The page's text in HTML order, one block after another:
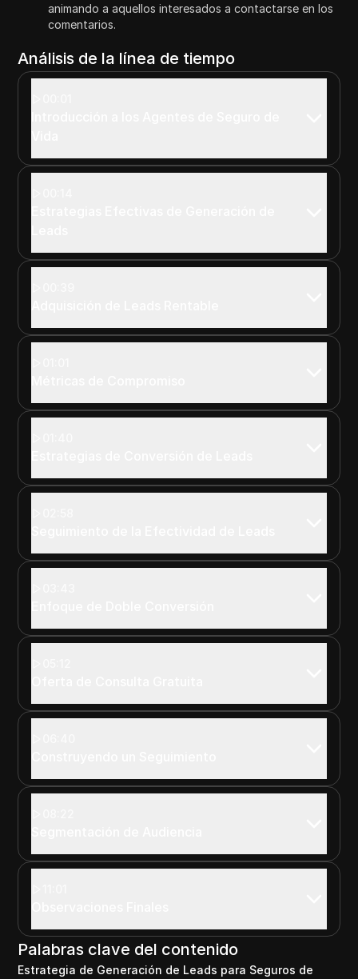
animando a aquellos interesados a contactarse en los
comentarios.
Análisis de la línea de tiempo
Palabras clave del contenido
Estrategia de Generación de Leads para Seguros de